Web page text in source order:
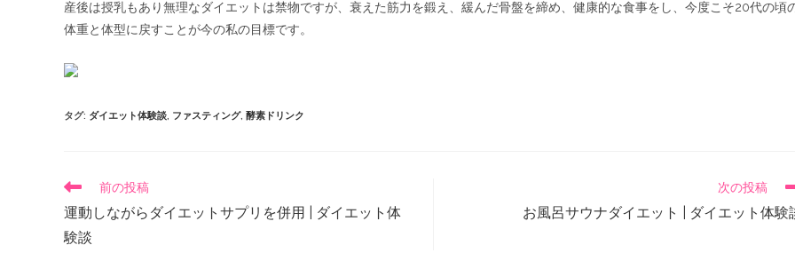
産後は授乳もあり無理なダイエットは禁物ですが、衰えた筋力を鍛え、緩んだ骨盤を締め、健康的な食事をし、今度こそ20代の頃
体重と体型に戻すことが今の私の目標です。
タグ: ダイエット体験談, ファスティング, 酵素ドリンク
前の投稿
運動しながらダイエットサプリを併用 | ダイエット体
験談
次の投稿
お風呂サウナダイエット | ダイエット体験